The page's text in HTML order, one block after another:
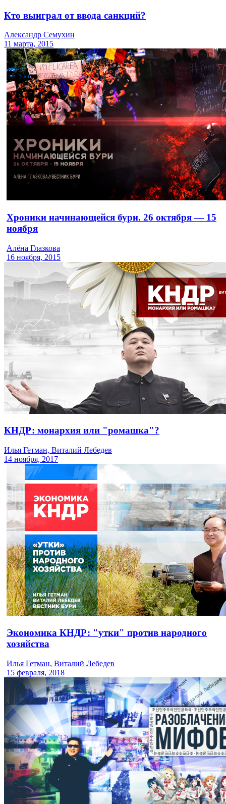
Кто выиграл от ввода санкций?
Александр Семухин
11 марта, 2015
Хроники начинающейся бури. 26 октября — 15
ноября
Алёна Глазкова
16 ноября, 2015
КНДР: монархия или "ромашка"?
Илья Гетман, Виталий Лебедев
14 ноября, 2017
Экономика КНДР: "утки" против народного
хозяйства
Илья Гетман, Виталий Лебедев
15 февраля, 2018